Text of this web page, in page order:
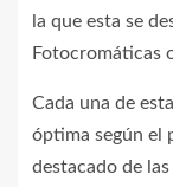
la que esta se
Fotocromáticas
Cada una de
óptima según el
destacado de